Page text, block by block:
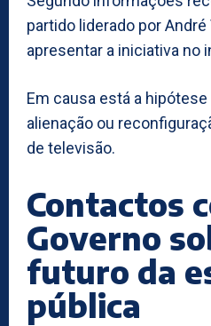
partido liderado por
apresentar a iniciativa no
Em causa está a
alienação ou
de televisão.
Contactos
Governo
futuro da
pública